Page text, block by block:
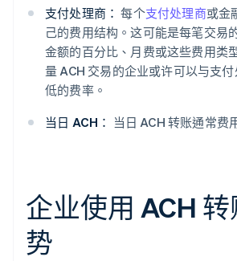
支付处理商： 每个支付处理商或金
己的费用结构。这可能是每笔交易
金额的百分比、月费或这些费用类
量 ACH 交易的企业或许可以与支
低的费率。
当日 ACH： 当日 ACH 转账通常费
企业使用 ACH
势